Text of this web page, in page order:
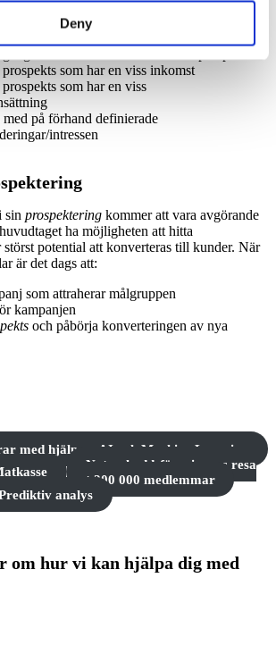
Deny
dags för att genomföra en kampanj och
så kan man t ex göra urval enligt följande:
som har en viss inkomst
som har en viss
på förhand definierade
intressen
sin prospektering kommer att vara avgörande
ha möjligheten att hitta
störst potential att konverteras till kunder. När
är det dags att:
som attraherar målgruppen
kampanjen
och påbörja konverteringen av nya
med hjälp av AI och Machine Learning
Naturskyddsföreningens resa
mot 200 000 medlemmar
analys
om hur vi kan hjälpa dig med